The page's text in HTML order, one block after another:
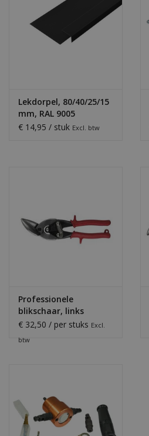
Lekdorpel, 80/40/25/15
mm, RAL 9005
Gitzwart
€ 14,95 / stuk Excl. btw
Professionele
blikschaar, links
€ 32,50 / per stuks Excl.
btw